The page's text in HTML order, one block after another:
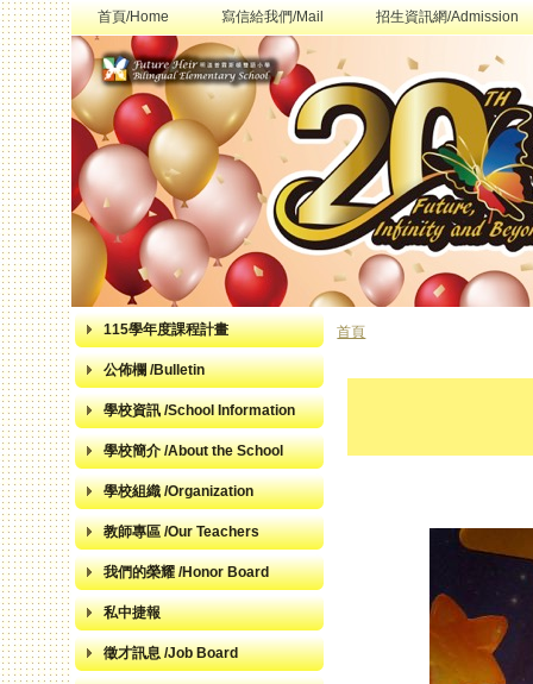
首頁/Home 寫信給我們/Mail 招生資訊網/Admission
115學年度課程計畫
公佈欄 /Bulletin
學校資訊 /School Information
學校簡介 /About the School
學校組織 /Organization
教師專區 /Our Teachers
我們的榮耀 /Honor Board
私中捷報
徵才訊息 /Job Board
首頁